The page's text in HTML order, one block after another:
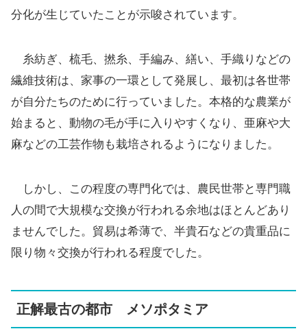
分化が生じていたことが示唆されています。
糸紡ぎ、梳毛、撚糸、手編み、繕い、手織りなどの
繊維技術は、家事の一環として発展し、最初は各世帯
が自分たちのために行っていました。本格的な農業が
始まると、動物の毛が手に入りやすくなり、亜麻や大
麻などの工芸作物も栽培されるようになりました。
しかし、この程度の専門化では、農民世帯と専門職
人の間で大規模な交換が行われる余地はほとんどあり
ませんでした。貿易は希薄で、半貴石などの貴重品に
限り物々交換が行われる程度でした。
正解最古の都市 メソポタミア